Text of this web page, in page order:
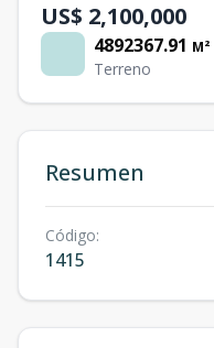
US$ 2,100,000
4892367.91 M²
Terreno
Resumen
Código:
1415